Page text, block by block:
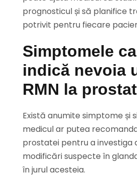
prognosticul și să planifice
potrivit pentru fiecare
Simptomele
indică nevoia
RMN la
Există anumite simptome și
medicul ar putea
prostatei pentru a investiga
modificări suspecte în
în jurul acesteia.